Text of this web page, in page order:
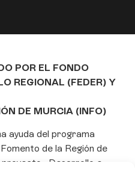
POR EL FONDO
REGIONAL (FEDER) Y
DE MURCIA (INFO)
ayuda del programa
de la Región de
«Desarrollo e